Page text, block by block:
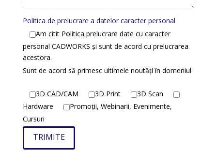
Politica de prelucrare a datelor caracter personal
Am citit Politica prelucrare date cu caracter
personal CADWORKS și sunt de acord cu prelucrarea
acestora.
Sunt de acord să primesc ultimele noutăți în domeniul
3D CAD/CAM 3D Print
3D Scan
Hardware
Promoții, Webinarii, Evenimente,
Cursuri